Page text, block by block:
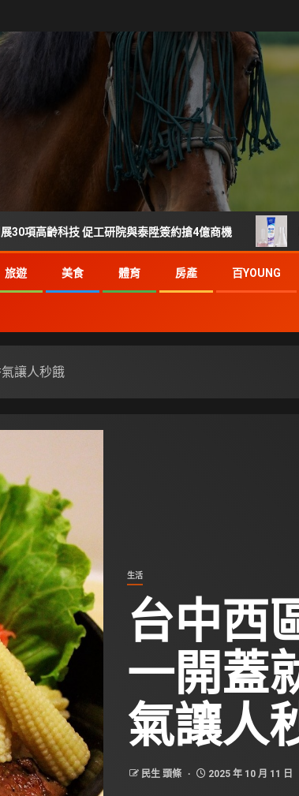
技 促工研院與泰陞簽約搶4億商機 刷樂 35
旅遊 美食 體育 房產 百YOUNG
讓人秒餓
生活
台中西
一開蓋
氣讓人
民生 頭條 2025 年 10 月 11 日